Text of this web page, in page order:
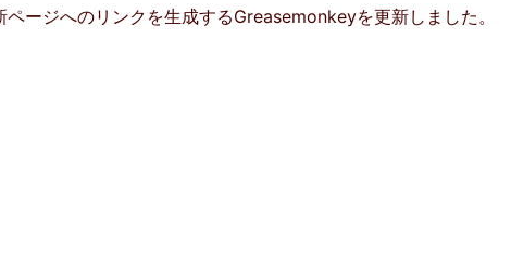
ン
ージへのリンクを生成するGreasemonkeyを更新しました。